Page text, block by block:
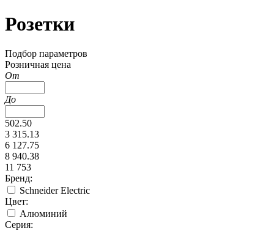
Розетки
Подбор параметров
Розничная цена
От
До
502.50
3 315.13
6 127.75
8 940.38
11 753
Бренд:
Schneider Electric
Цвет:
Алюминий
Серия: